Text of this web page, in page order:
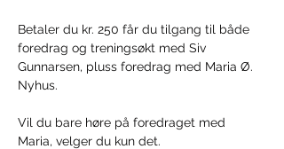
Betaler du kr. 250 får du tilgang til både
foredrag og treningsøkt med Siv
Gunnarsen, pluss foredrag med Maria Ø.
Nyhus.
Vil du bare høre på foredraget med
Maria, velger du kun det.